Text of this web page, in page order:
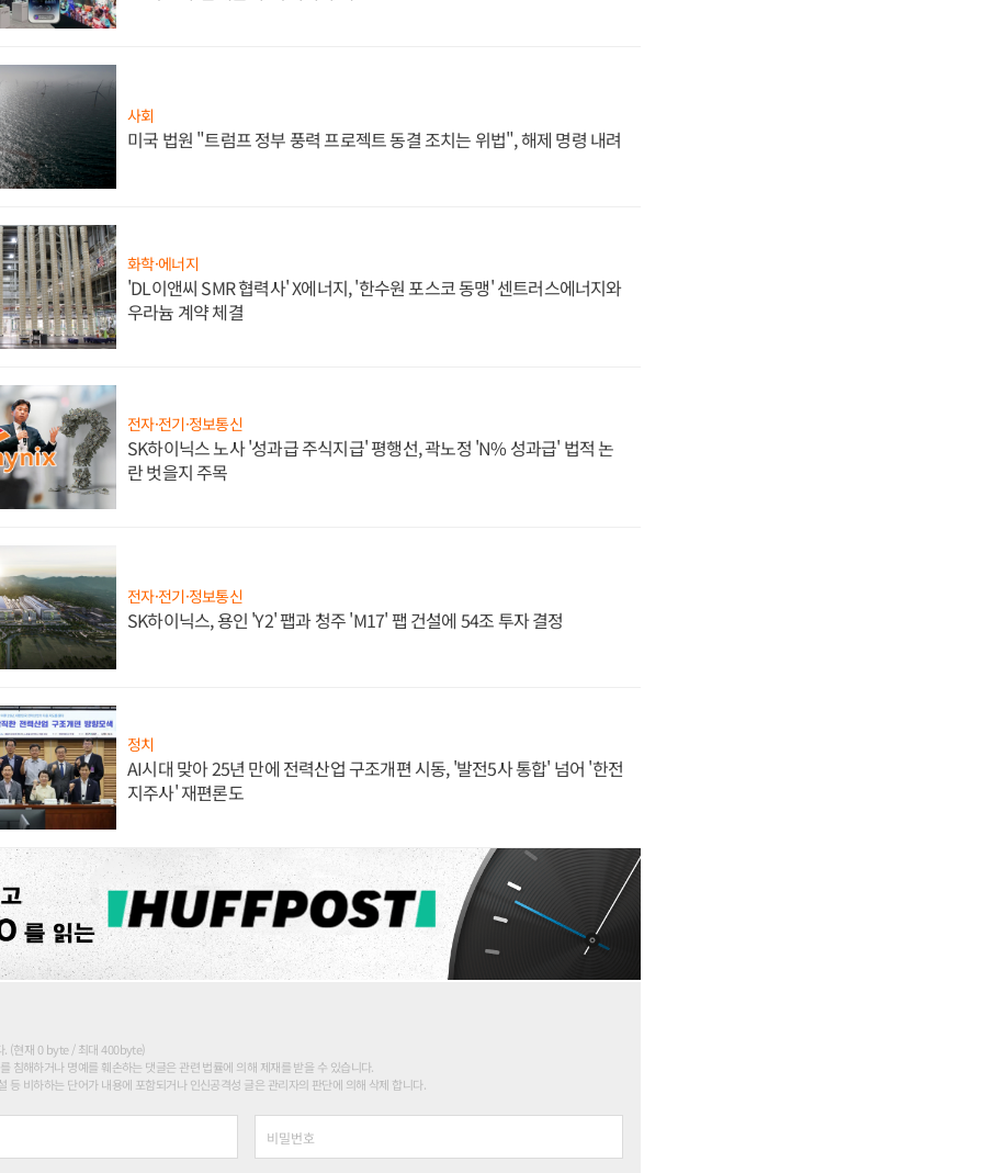
사회
미국 법원 "트럼프 정부 풍력 프로젝트 동결 조치는 위법", 해제 명령 내려
화학·에너지
'DL이앤씨 SMR 협력사' X에너지, '한수원 포스코 동맹' 센트러스에너지와
우라늄 계약 체결
전자·전기·정보통신
SK하이닉스 노사 '성과급 주식지급' 평행선, 곽노정 'N% 성과급' 법적 논
란 벗을지 주목
전자·전기·정보통신
SK하이닉스, 용인 'Y2' 팹과 청주 'M17' 팹 건설에 54조 투자 결정
정치
AI시대 맞아 25년 만에 전력산업 구조개편 시동, '발전5사 통합' 넘어 '한전
지주사' 재편론도
. (현재 0 byte / 최대 400byte)
침해하거나 명예를 훼손하는 댓글은 관련 법률에 의해 제재를 받을 수 있습니다.
등 비하하는 단어가 내용에 포함되거나 인신공격성 글은 관리자의 판단에 의해 삭제 합니다.